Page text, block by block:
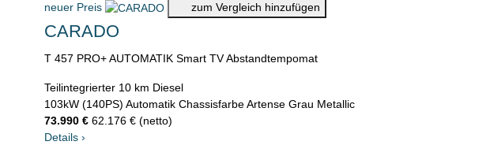
neuer Preis
zum Vergleich hinzufügen
CARADO
T 457 PRO+ AUTOMATIK Smart TV Abstandtempomat
Teilintegrierter 10 km Diesel
103kW (140PS) Automatik Chassisfarbe Artense Grau Metallic
73.990 € 62.176 € (netto)
Details ›